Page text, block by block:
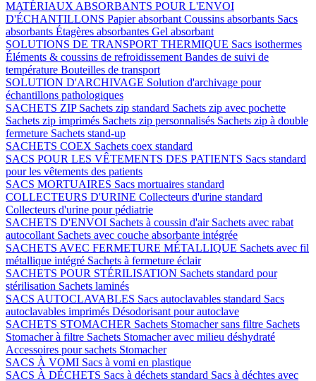
MATÉRIAUX ABSORBANTS POUR L'ENVOI
D'ÉCHANTILLONS Papier absorbant Coussins absorbants Sacs
absorbants Étagères absorbantes Gel absorbant
SOLUTIONS DE TRANSPORT THERMIQUE Sacs isothermes
Éléments & coussins de refroidissement Bandes de suivi de
température Bouteilles de transport
SOLUTION D'ARCHIVAGE Solution d'archivage pour
échantillons pathologiques
SACHETS ZIP Sachets zip standard Sachets zip avec pochette
Sachets zip imprimés Sachets zip personnalisés Sachets zip à double
fermeture Sachets stand-up
SACHETS COEX Sachets coex standard
SACS POUR LES VÊTEMENTS DES PATIENTS Sacs standard
pour les vêtements des patients
SACS MORTUAIRES Sacs mortuaires standard
COLLECTEURS D'URINE Collecteurs d'urine standard
Collecteurs d'urine pour pédiatrie
SACHETS D'ENVOI Sachets à coussin d'air Sachets avec rabat
autocollant Sachets avec couche absorbante intégrée
SACHETS AVEC FERMETURE MÉTALLIQUE Sachets avec fil
métallique intégré Sachets à fermeture éclair
SACHETS POUR STÉRILISATION Sachets standard pour
stérilisation Sachets laminés
SACS AUTOCLAVABLES Sacs autoclavables standard Sacs
autoclavables imprimés Désodorisant pour autoclave
SACHETS STOMACHER Sachets Stomacher sans filtre Sachets
Stomacher à filtre Sachets Stomacher avec milieu déshydraté
Accessoires pour sachets Stomacher
SACS À VOMI Sacs à vomi en plastique
SACS À DÉCHETS Sacs à déchets standard Sacs à déchtes avec